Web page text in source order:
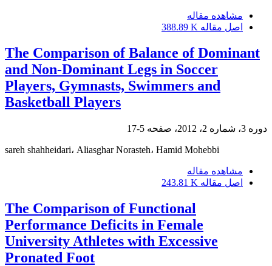
مشاهده مقاله
اصل مقاله 388.89 K
The Comparison of Balance of Dominant
and Non-Dominant Legs in Soccer
Players, Gymnasts, Swimmers and
Basketball Players
دوره 3، شماره 2، 2012، صفحه 5-17
sareh shahheidari، Aliasghar Norasteh، Hamid Mohebbi
مشاهده مقاله
اصل مقاله 243.81 K
The Comparison of Functional
Performance Deficits in Female
University Athletes with Excessive
Pronated Foot